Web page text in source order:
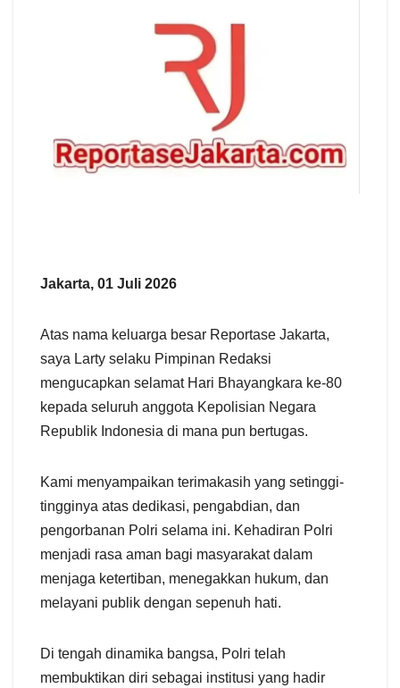
Jakarta, 01 Juli 2026
Atas nama keluarga besar Reportase Jakarta,
saya Larty selaku Pimpinan Redaksi
mengucapkan selamat Hari Bhayangkara ke-80
kepada seluruh anggota Kepolisian Negara
Republik Indonesia di mana pun bertugas.
Kami menyampaikan terimakasih yang setinggi-
tingginya atas dedikasi, pengabdian, dan
pengorbanan Polri selama ini. Kehadiran Polri
menjadi rasa aman bagi masyarakat dalam
menjaga ketertiban, menegakkan hukum, dan
melayani publik dengan sepenuh hati.
Di tengah dinamika bangsa, Polri telah
membuktikan diri sebagai institusi yang hadir